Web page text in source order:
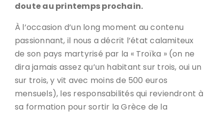
doute au printemps prochain.
À l’occasion d’un long moment au contenu
passionnant, il nous a décrit l’état calamiteux
de son pays martyrisé par la « Troïka » (on ne
dira jamais assez qu’un habitant sur trois, oui un
sur trois, y vit avec moins de 500 euros
mensuels), les responsabilités qui reviendront à
sa formation pour sortir la Grèce de la